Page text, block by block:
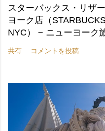
スターバックス・リザ
ヨーク店（
NYC） − ニューヨーク
共有 コメントを投稿